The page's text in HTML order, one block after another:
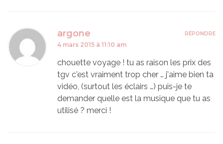
argone
4 mars 2015 à 11:10 am
chouette voyage ! tu as raison les prix des
tgv c'est vraiment trop cher … j'aime bien ta
vidéo, (surtout les éclairs …) puis-je te
demander quelle est la musique que tu as
utilisé ? merci !
RÉPONDRE